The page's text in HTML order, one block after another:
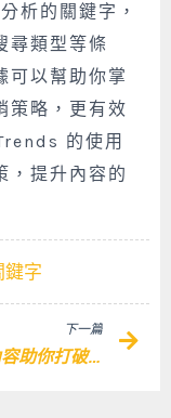
析的關鍵字，
尋類型等條
可以幫助你掌
策略，更有效
的使用
，提升內容的
鍵字
下一篇
AI生成內容助你打破傳統，讓行銷變得輕鬆！快速吸引顧客！